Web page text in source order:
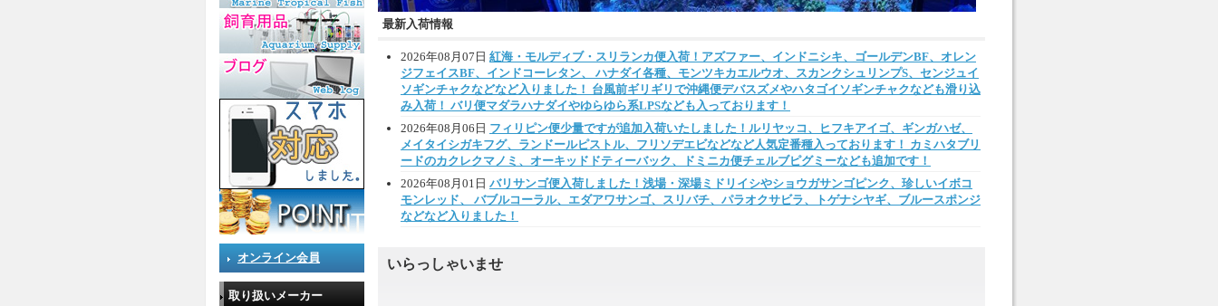
オンライン会員
取り扱いメーカー
最新入荷情報
2026年08月07日 紅海・モルディブ・スリランカ便入荷！アズファー、インドニシキ、ゴールデンBF、オレン
ジフェイスBF、インドコーレタン、 ハナダイ各種、モンツキカエルウオ、スカンクシュリンプS、センジュイ
ソギンチャクなどなど入りました！ 台風前ギリギリで沖縄便デバスズメやハタゴイソギンチャクなども滑り込
み入荷！ バリ便マダラハナダイやゆらゆら系LPSなども入っております！
2026年08月06日 フィリピン便少量ですが追加入荷いたしました！ルリヤッコ、ヒフキアイゴ、ギンガハゼ、
メイタイシガキフグ、ランドールピストル、フリソデエビなどなど人気定番種入っております！ カミハタブリ
ードのカクレクマノミ、オーキッドドティーバック、ドミニカ便チェルブピグミーなども追加です！
2026年08月01日 バリサンゴ便入荷しました！浅場・深場ミドリイシやショウガサンゴピンク、珍しいイボコ
モンレッド、 バブルコーラル、エダアワサンゴ、スリバチ、パラオクサビラ、トゲナシヤギ、ブルースポンジ
などなど入りました！
いらっしゃいませ